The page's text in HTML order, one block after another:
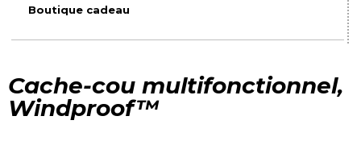
Boutique cadeau
Cache-cou multifonctionnel,
Windproof™